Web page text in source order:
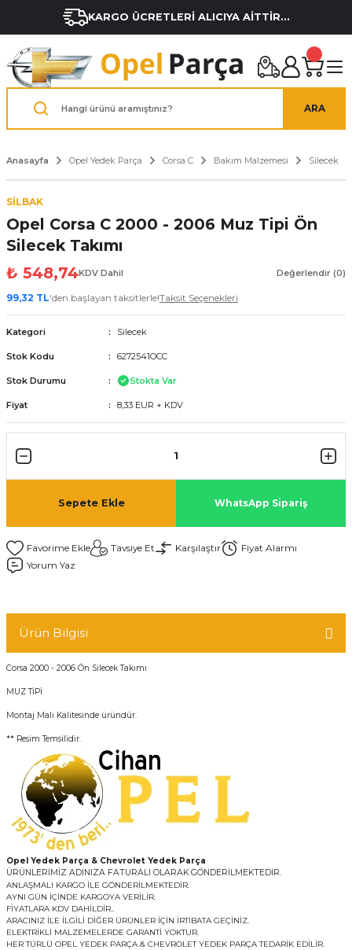
KARGO ÜCRETLERİ ALICIYA AİTTİR...
ARA
Anasayfa Opel Yedek Parça Corsa C Bakım Malzemesi Silecek
SİLBAK
Opel Corsa C 2000 - 2006 Muz Tipi Ön
Silecek Takımı
₺ 548,74KDV Dahil Değerlendir (0)
99,32 TL'den başlayan taksitlerle!Taksit Seçenekleri
Kategori Silecek
Stok Kodu 6272541OCC
Stok Durumu Stokta Var
Fiyat 8,33 EUR + KDV
Sepete Ekle WhatsApp Sipariş
Tavsiye Et Karşılaştır
Fiyat Alarmı
Yorum Yaz
Ürün Bilgisi
Corsa 2000 - 2006 Ön Silecek Takımı
MUZ TİPİ
Montaj Malı Kalitesinde üründür.
** Resim Temsilidir.
Opel Yedek Parça & Chevrolet Yedek Parça
ÜRÜNLERİMİZ ADINIZA FATURALI OLARAK GÖNDERİLMEKTEDİR.
ANLAŞMALI KARGO İLE GÖNDERİLMEKTEDİR.
AYNI GÜN İÇİNDE KARGOYA VERİLİR.
FİYATLARA KDV DAHİLDİR..
ARACINIZ İLE İLGİLİ DİĞER ÜRÜNLER İÇİN İRTİBATA GEÇİNİZ.
ELEKTRİKLİ MALZEMELERDE GARANTİ YOKTUR.
HER TÜRLÜ OPEL YEDEK PARÇA & CHEVROLET YEDEK PARÇA TEDARİK EDİLİR.